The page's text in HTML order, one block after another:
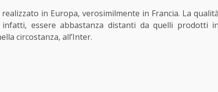
in Europa, verosimilmente in Francia. La qualità
essere abbastanza distanti da quelli prodotti in
circostanza, all’Inter.